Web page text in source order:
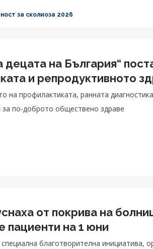
за сколиоза 2026
на България“
и репродуктивното
на профилактиката, ранната
по-доброто обществено здраве
от покрива на
пациенти на 1 юни
благотворителна инициатива,